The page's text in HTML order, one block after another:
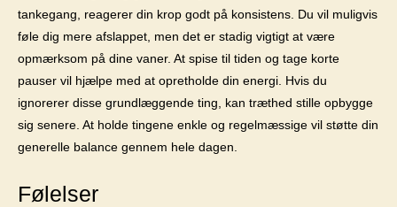
tankegang, reagerer din krop godt på konsistens. Du vil muligvis
føle dig mere afslappet, men det er stadig vigtigt at være
opmærksom på dine vaner. At spise til tiden og tage korte
pauser vil hjælpe med at opretholde din energi. Hvis du
ignorerer disse grundlæggende ting, kan træthed stille opbygge
sig senere. At holde tingene enkle og regelmæssige vil støtte din
generelle balance gennem hele dagen.
Følelser